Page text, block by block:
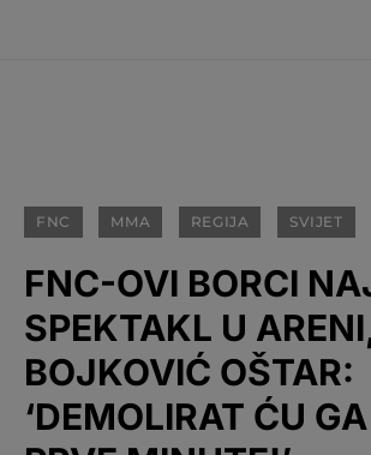
FNC MMA REGIJA SVIJET
FNC-OVI BORCI
SPEKTAKL U
BOJKOVIĆ OŠTAR:
‘DEMOLIRAT ĆU